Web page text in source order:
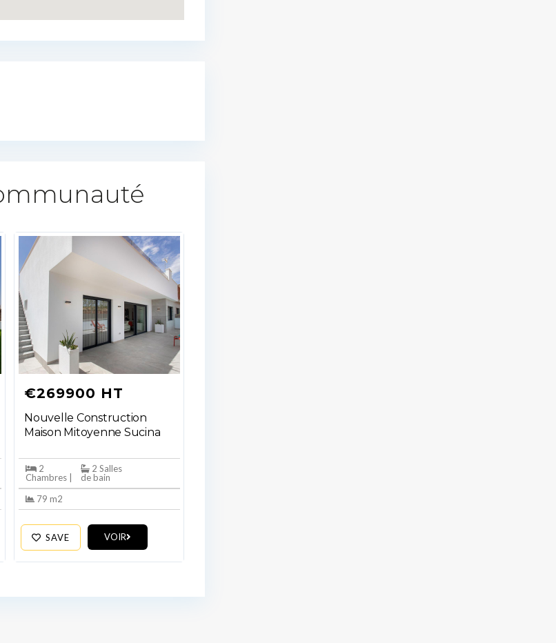
€269900 HT
Nouvelle Construction
Maison Mitoyenne Sucina
2
Chambres |
2 Salles
de bain
79 m2
SAVE VOIR